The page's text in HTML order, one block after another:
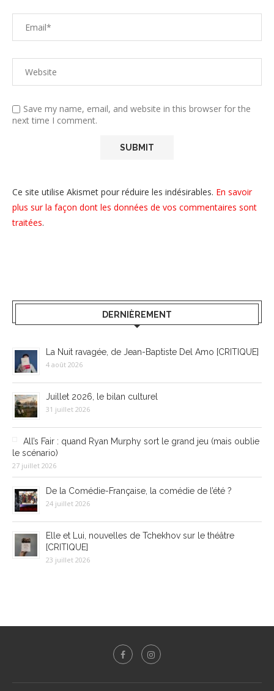
Save my name, email, and website in this browser for the
next time I comment.
Ce site utilise Akismet pour réduire les indésirables. En savoir
plus sur la façon dont les données de vos commentaires sont
traitées.
DERNIÈREMENT
La Nuit ravagée, de Jean-Baptiste Del Amo [CRITIQUE]
4 août 2026
Juillet 2026, le bilan culturel
31 juillet 2026
All’s Fair : quand Ryan Murphy sort le grand jeu (mais oublie
le scénario)
27 juillet 2026
De la Comédie-Française, la comédie de l’été ?
24 juillet 2026
Elle et Lui, nouvelles de Tchekhov sur le théâtre
[CRITIQUE]
23 juillet 2026